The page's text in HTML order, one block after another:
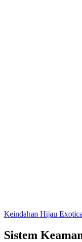
Keindahan Hijau
Sistem